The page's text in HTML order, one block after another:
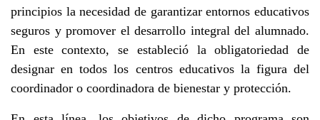
principios la necesidad de garantizar entornos educativos
seguros y promover el desarrollo integral del alumnado.
En este contexto, se estableció la obligatoriedad de
designar en todos los centros educativos la figura del
coordinador o coordinadora de bienestar y protección.